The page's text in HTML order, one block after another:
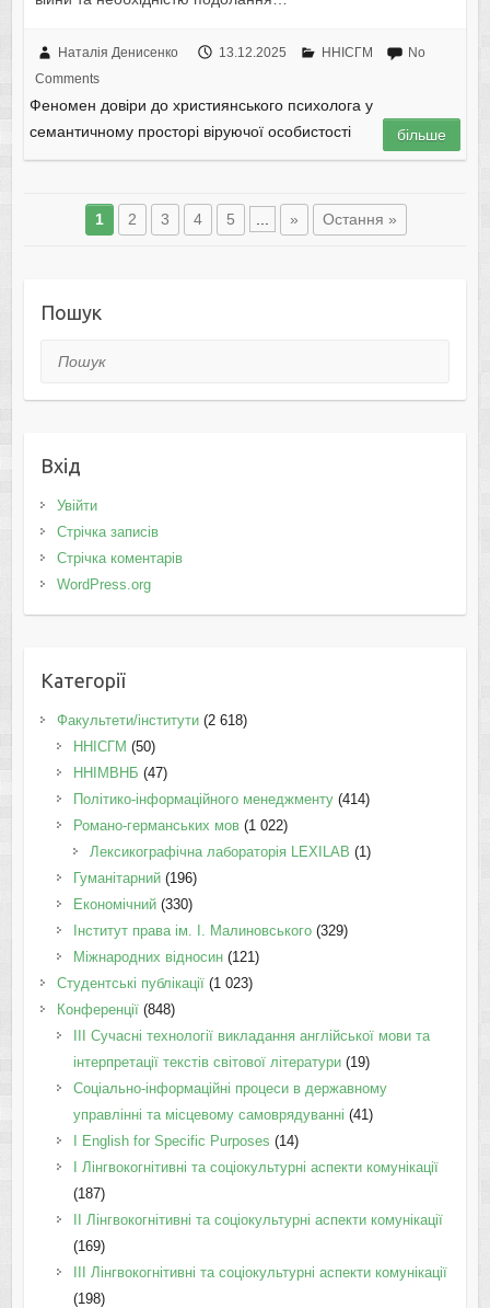
Наталія Денисенко 13.12.2025 ННІСГМ
No
Comments
Феномен довіри до християнського психолога у
семантичному просторі віруючої особистості
більше
1 2 3 4 5 » Остання »
Пошук
Пошук
Вхід
Увійти
Стрічка записів
Стрічка коментарів
WordPress.org
Категорії
Факультети/інститути(2 618)
ННІСГМ (50)
ННІМВНБ (47)
Політико-інформаційного менеджменту(414)
Романо-германських мов(1 022)
Лексикографічна лабораторія LEXILAB (1)
Гуманітарний(196)
Економічний(330)
Інститут права ім. І. Малиновського(329)
Міжнародних відносин(121)
Студентські публікації(1 023)
Конференції(848)
III Сучасні технології викладання англійської мови та
інтерпретації текстів світової літератури(19)
Соціально-інформаційні процеси в державному
управлінні та місцевому самоврядуванні (41)
І English for Specific Purposes (14)
I Лінгвокогнітивні та соціокультурні аспекти комунікації
(187)
IІ Лінгвокогнітивні та соціокультурні аспекти комунікації
(169)
IІI Лінгвокогнітивні та соціокультурні аспекти комунікації
(198)